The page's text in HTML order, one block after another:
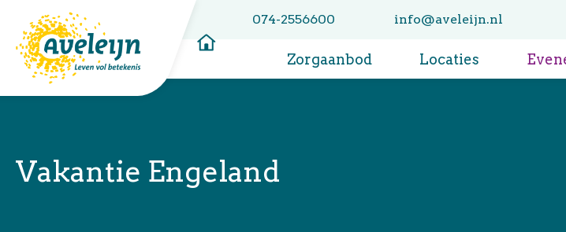
074-2556600
info@aveleijn.nl
Zorgaanbod Locaties
Vakantie Engeland